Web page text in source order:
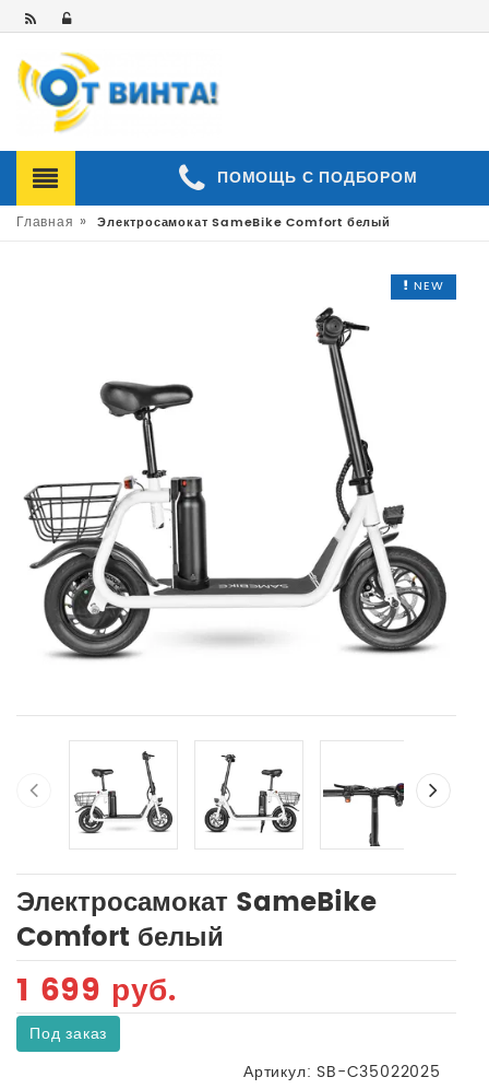
ПОМОЩЬ С ПОДБОРОМ
Главная » Электросамокат SameBike Comfort белый
NEW
Электросамокат SameBike
Comfort белый
1 699 руб.
Под заказ
Артикул: SB-C35022025